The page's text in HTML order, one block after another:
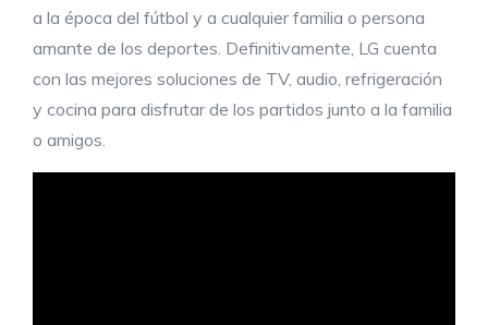
a la época del fútbol y a cualquier familia o persona
amante de los deportes. Definitivamente, LG cuenta
con las mejores soluciones de TV, audio, refrigeración
y cocina para disfrutar de los partidos junto a la familia
o amigos.